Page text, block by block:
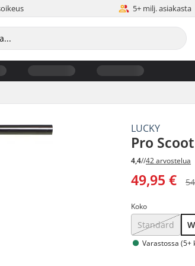
5+ milj. asiakasta
LUCKY
Pro
4,4//42 arvostelua
49,95 €
Koko
Standard
Varastossa (5+